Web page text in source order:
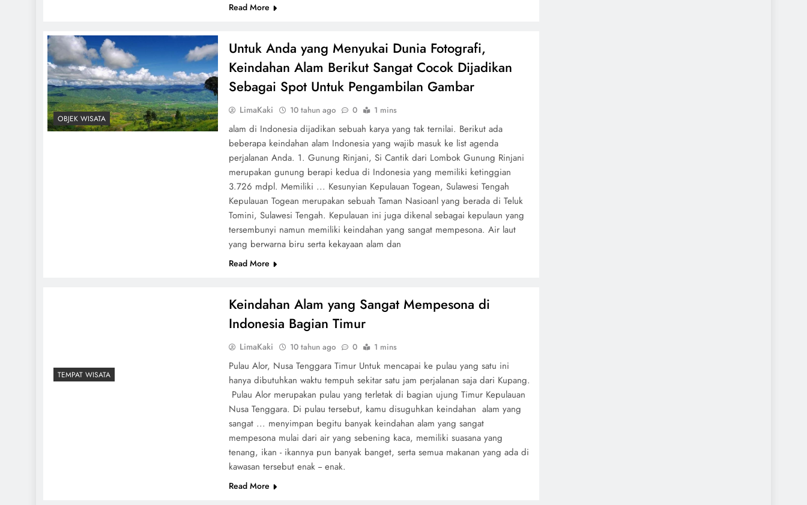
Read More
OBJEK WISATA
Untuk Anda yang Menyukai Dunia Fotografi,
Keindahan Alam Berikut Sangat Cocok Dijadikan
Sebagai Spot Untuk Pengambilan Gambar
LimaKaki 10 tahun ago 0 1 mins
alam di Indonesia dijadikan sebuah karya yang tak ternilai. Berikut ada
beberapa keindahan alam Indonesia yang wajib masuk ke list agenda
perjalanan Anda. 1. Gunung Rinjani, Si Cantik dari Lombok Gunung Rinjani
merupakan gunung berapi kedua di Indonesia yang memiliki ketinggian
3.726 mdpl. Memiliki ... Kesunyian Kepulauan Togean, Sulawesi Tengah
Kepulauan Togean merupakan sebuah Taman Nasioanl yang berada di Teluk
Tomini, Sulawesi Tengah. Kepulauan ini juga dikenal sebagai kepulaun yang
tersembunyi namun memiliki keindahan yang sangat mempesona. Air laut
yang berwarna biru serta kekayaan alam dan
Read More
TEMPAT WISATA
Keindahan Alam yang Sangat Mempesona di
Indonesia Bagian Timur
LimaKaki 10 tahun ago 0 1 mins
Pulau Alor, Nusa Tenggara Timur Untuk mencapai ke pulau yang satu ini
hanya dibutuhkan waktu tempuh sekitar satu jam perjalanan saja dari Kupang.
Pulau Alor merupakan pulau yang terletak di bagian ujung Timur Kepulauan
Nusa Tenggara. Di pulau tersebut, kamu disuguhkan keindahan alam yang
sangat ... menyimpan begitu banyak keindahan alam yang sangat
mempesona mulai dari air yang sebening kaca, memiliki suasana yang
tenang, ikan - ikannya pun banyak banget, serta semua makanan yang ada di
kawasan tersebut enak -- enak.
Read More